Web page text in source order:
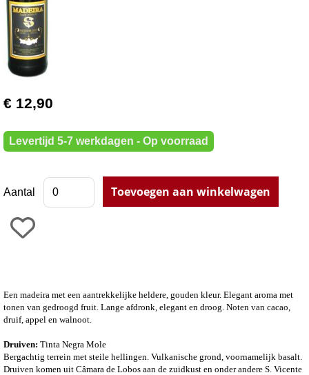
€ 12,90
Levertijd 5-7 werkdagen - Op voorraad
Aantal
Een madeira met een aantrekkelijke heldere, gouden kleur. Elegant aroma met
tonen van gedroogd fruit. Lange afdronk, elegant en droog. Noten van cacao,
druif, appel en walnoot.
Druiven: Tinta Negra Mole
Bergachtig terrein met steile hellingen. Vulkanische grond, voornamelijk basalt.
Druiven komen uit Câmara de Lobos aan de zuidkust en onder andere S. Vicente